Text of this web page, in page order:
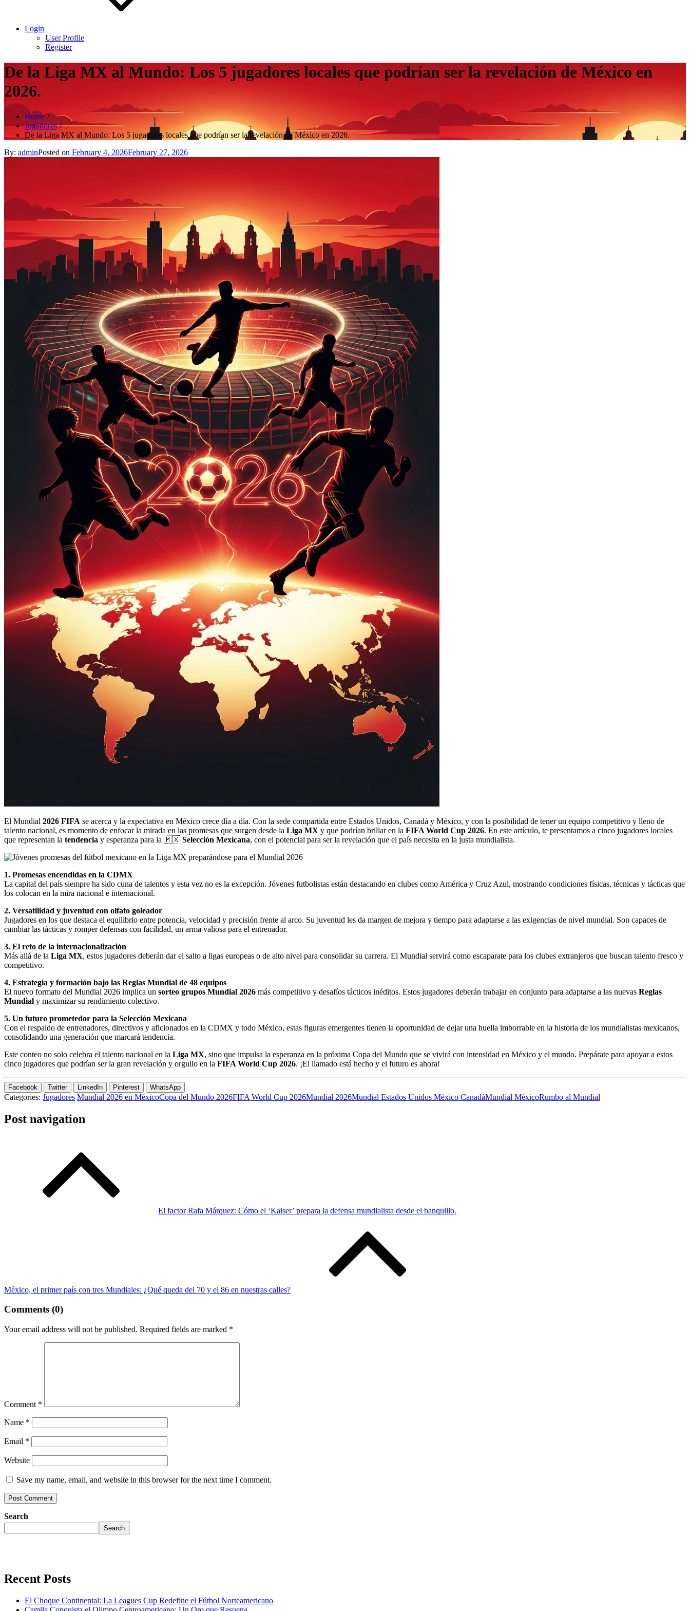
Login
User Profile
Register
De la Liga MX al Mundo: Los 5 jugadores locales que podrían ser la revelación de México en
2026.
Home
Jugadores
De la Liga MX al Mundo: Los 5 jugadores locales que podrían ser la revelación de México en 2026.
By: adminPosted on February 4, 2026February 27, 2026
El Mundial 2026 FIFA se acerca y la expectativa en México crece día a día. Con la sede compartida entre Estados Unidos, Canadá y México, y con la posibilidad de tener un equipo competitivo y lleno de
talento nacional, es momento de enfocar la mirada en las promesas que surgen desde la Liga MX y que podrían brillar en la FIFA World Cup 2026. En este artículo, te presentamos a cinco jugadores locales
que representan la tendencia y esperanza para la 🇲🇽 Selección Mexicana, con el potencial para ser la revelación que el país necesita en la justa mundialista.
1. Promesas encendidas en la CDMX
La capital del país siempre ha sido cuna de talentos y esta vez no es la excepción. Jóvenes futbolistas están destacando en clubes como América y Cruz Azul, mostrando condiciones físicas, técnicas y tácticas que
los colocan en la mira nacional e internacional.
2. Versatilidad y juventud con olfato goleador
Jugadores en los que destaca el equilibrio entre potencia, velocidad y precisión frente al arco. Su juventud les da margen de mejora y tiempo para adaptarse a las exigencias de nivel mundial. Son capaces de
cambiar las tácticas y romper defensas con facilidad, un arma valiosa para el entrenador.
3. El reto de la internacionalización
Más allá de la Liga MX, estos jugadores deberán dar el salto a ligas europeas o de alto nivel para consolidar su carrera. El Mundial servirá como escaparate para los clubes extranjeros que buscan talento fresco y
competitivo.
4. Estrategia y formación bajo las Reglas Mundial de 48 equipos
El nuevo formato del Mundial 2026 implica un sorteo grupos Mundial 2026 más competitivo y desafíos tácticos inéditos. Estos jugadores deberán trabajar en conjunto para adaptarse a las nuevas Reglas
Mundial y maximizar su rendimiento colectivo.
5. Un futuro prometedor para la Selección Mexicana
Con el respaldo de entrenadores, directivos y aficionados en la CDMX y todo México, estas figuras emergentes tienen la oportunidad de dejar una huella imborrable en la historia de los mundialistas mexicanos,
consolidando una generación que marcará tendencia.
Este conteo no solo celebra el talento nacional en la Liga MX, sino que impulsa la esperanza en la próxima Copa del Mundo que se vivirá con intensidad en México y el mundo. Prepárate para apoyar a estos
cinco jugadores que podrían ser la gran revelación y orgullo en la FIFA World Cup 2026. ¡El llamado está hecho y el futuro es ahora!
Facebook Twitter LinkedIn Pinterest WhatsApp
Categories: Jugadores Mundial 2026 en MéxicoCopa del Mundo 2026FIFA World Cup 2026Mundial 2026Mundial Estados Unidos México CanadáMundial MéxicoRumbo al Mundial
Post navigation
El factor Rafa Márquez: Cómo el ‘Kaiser’ prepara la defensa mundialista desde el banquillo.
México, el primer país con tres Mundiales: ¿Qué queda del 70 y el 86 en nuestras calles?
Comments (0)
Your email address will not be published. Required fields are marked *
Comment *
Name *
Email *
Website
Save my name, email, and website in this browser for the next time I comment.
Search
Search
Recent Posts
El Choque Continental: La Leagues Cup Redefine el Fútbol Norteamericano